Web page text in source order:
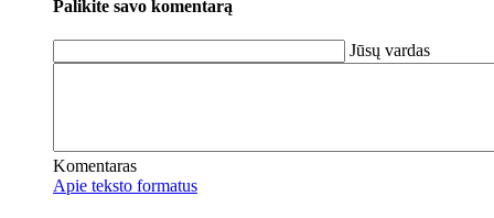
Palikite savo komentarą
Jūsų vardas
Komentaras
Apie teksto formatus